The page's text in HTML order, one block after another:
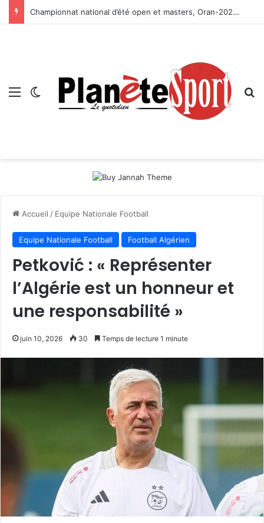
Championnat national d’été open et masters, Oran-2026 — Le CRB s’adjuge le titre
Menu Switch skin
Accueil / Equipe Nationale Football
Equipe Nationale Football Football Algérien
Petković : « Représenter
l’Algérie est un honneur et
une responsabilité »
juin 10, 2026 30 Temps de lecture 1 minute